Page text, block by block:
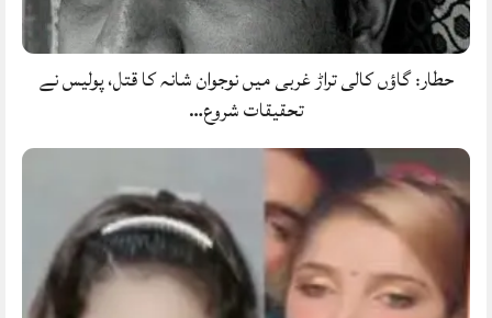
حطار: گاؤں کالی تراڑ غربی میں نوجوان شانہ کا قتل، پولیس نے
تحقیقات شروع…